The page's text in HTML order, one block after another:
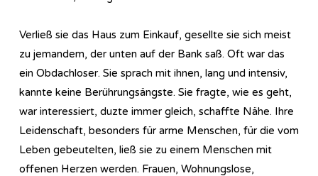
Verließ sie das Haus zum Einkauf, gesellte sie sich meist
zu jemandem, der unten auf der Bank saß. Oft war das
ein Obdachloser. Sie sprach mit ihnen, lang und intensiv,
kannte keine Berührungsängste. Sie fragte, wie es geht,
war interessiert, duzte immer gleich, schaffte Nähe. Ihre
Leidenschaft, besonders für arme Menschen, für die vom
Leben gebeutelten, ließ sie zu einem Menschen mit
offenen Herzen werden. Frauen, Wohnungslose,